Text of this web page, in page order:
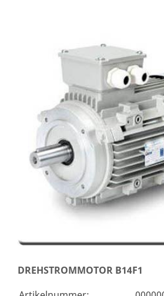
DREHSTROMMOTOR B14F1